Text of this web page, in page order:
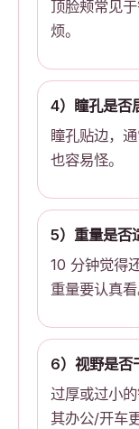
顶脸颊常见
烦。
4）瞳孔是否
瞳孔贴边，
也容易怪。
5）重量是否
10 分钟觉得
重量要认真看
6）视野是否
过厚或过小
其办公/开车